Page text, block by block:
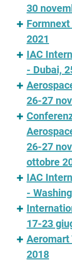
30
2021
IAC
- Dubai,
26-27
26-27
ottobre
IAC
-
17-23
Aeromart
2018